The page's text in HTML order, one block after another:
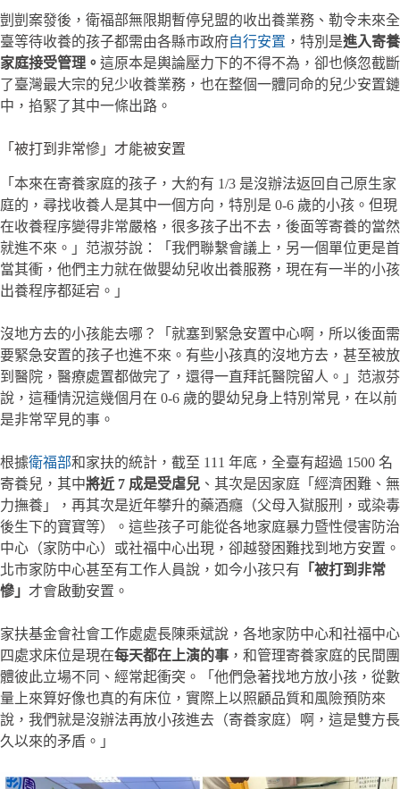
剴剴案發後，衛福部無限期暫停兒盟的收出養業務、勒令未來全
臺等待收養的孩子都需由各縣市政府自行安置 ，特別是進入寄養
家庭接受管理。 這原本是輿論壓力下的不得不為，卻也倏忽截斷
了臺灣最大宗的兒少收養業務，也在整個一體同命的兒少安置鏈
中，掐緊了其中一條出路。
「被打到非常慘」才能被安置
「本來在寄養家庭的孩子，大約有 1/3 是沒辦法返回自己原生家
庭的，尋找收養人是其中一個方向，特別是 0-6 歲的小孩。但現
在收養程序變得非常嚴格，很多孩子出不去，後面等寄養的當然
就進不來。」范淑芬說：「我們聯繫會議上，另一個單位更是首
當其衝，他們主力就在做嬰幼兒收出養服務，現在有一半的小孩
出養程序都延宕。」
沒地方去的小孩能去哪？「就塞到緊急安置中心啊，所以後面需
要緊急安置的孩子也進不來。有些小孩真的沒地方去，甚至被放
到醫院，醫療處置都做完了，還得一直拜託醫院留人。」范淑芬
說，這種情況這幾個月在 0-6 歲的嬰幼兒身上特別常見，在以前
是非常罕見的事。
根據衛福部和家扶的統計，截至 111 年底，全臺有超過 1500 名
寄養兒，其中將近 7 成是受虐兒 、其次是因家庭「經濟困難、無
力撫養」，再其次是近年攀升的藥酒癮（父母入獄服刑，或染毒
後生下的寶寶等）。這些孩子可能從各地家庭暴力暨性侵害防治
中心（家防中心）或社福中心出現，卻越發困難找到地方安置。
北市家防中心甚至有工作人員說，如今小孩只有 「被打到非常
慘」 才會啟動安置。
家扶基金會社會工作處處長陳乘斌說，各地家防中心和社福中心
四處求床位是現在每天都在上演的事 ，和管理寄養家庭的民間團
體彼此立場不同、經常起衝突。「他們急著找地方放小孩，從數
量上來算好像也真的有床位，實際上以照顧品質和風險預防來
說，我們就是沒辦法再放小孩進去（寄養家庭）啊，這是雙方長
久以來的矛盾。」